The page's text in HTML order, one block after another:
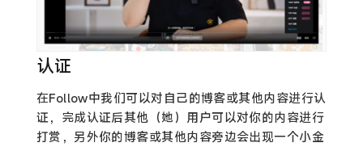
认证
在Follow中我们可以对自己的博客或其他内容进行认
证，完成认证后其他（她）用户可以对你的内容进行
打赏，另外你的博客或其他内容旁边会出现一个小金